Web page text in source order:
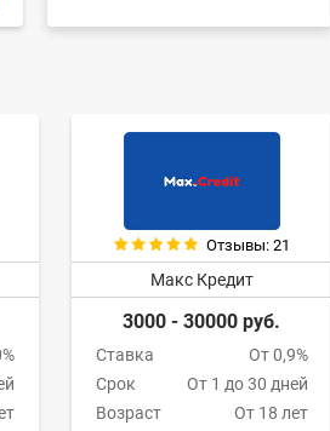
Отзывы: 21
Макс Кредит
3000 - 30000 руб.
Ставка
От 0,9%
Срок
От 1 до 30 дней
Возраст
От 18 лет